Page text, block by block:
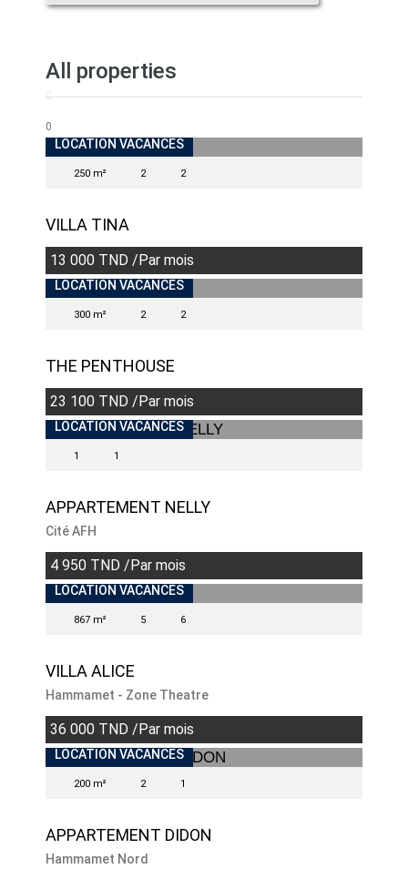
All properties
0
INDISPONIBLE
LOCATION VACANCES
250 m² 2 2
VILLA TINA
13 000 TND /Par mois
INDISPONIBLE
LOCATION VACANCES
300 m² 2 2
THE PENTHOUSE
23 100 TND /Par mois
LOCATION VACANCES
1 1
APPARTEMENT NELLY
Cité AFH
4 950 TND /Par mois
INDISPONIBLE
LOCATION VACANCES
867 m² 5 6
VILLA ALICE
Hammamet - Zone Theatre
36 000 TND /Par mois
LOCATION VACANCES
200 m² 2 1
APPARTEMENT DIDON
Hammamet Nord